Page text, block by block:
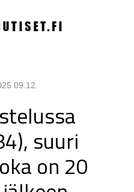
09.12
suuri
on 20